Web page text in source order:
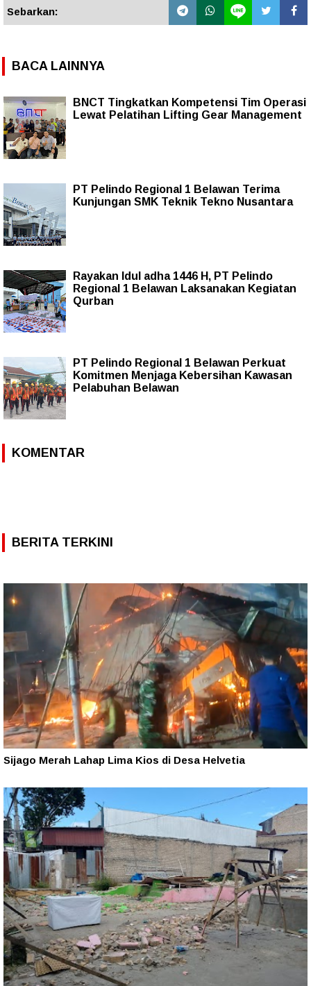
Sebarkan:
BACA LAINNYA
BNCT Tingkatkan Kompetensi Tim Operasi
Lewat Pelatihan Lifting Gear Management
PT Pelindo Regional 1 Belawan Terima
Kunjungan SMK Teknik Tekno Nusantara
Rayakan Idul adha 1446 H, PT Pelindo
Regional 1 Belawan Laksanakan Kegiatan
Qurban
PT Pelindo Regional 1 Belawan Perkuat
Komitmen Menjaga Kebersihan Kawasan
Pelabuhan Belawan
KOMENTAR
BERITA TERKINI
Sijago Merah Lahap Lima Kios di Desa Helvetia